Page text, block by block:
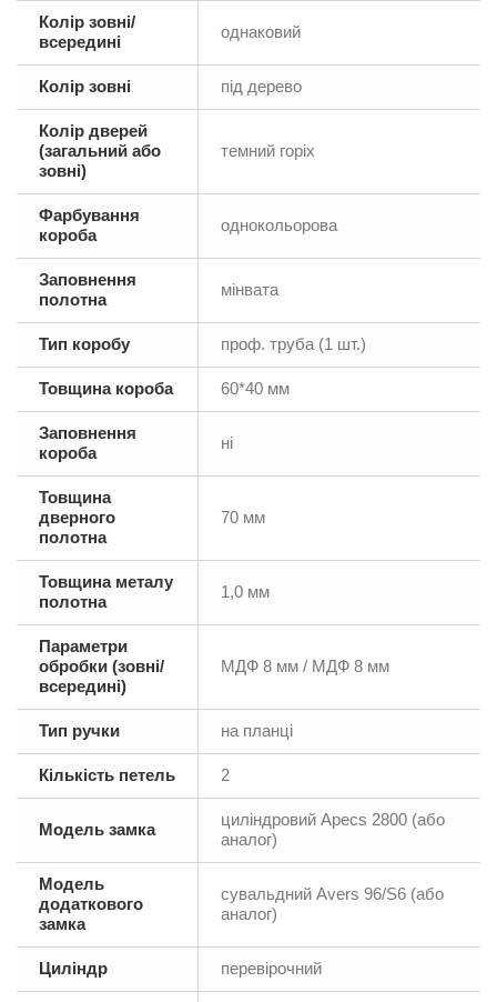
Колір зовні/
всередині
однаковий
Колір зовні під дерево
Колір дверей
(загальний або
зовні)
темний горіх
Фарбування
короба
однокольорова
Заповнення
полотна
мінвата
Тип коробу проф. труба (1 шт.)
Товщина короба 60*40 мм
Заповнення
короба
ні
Товщина
дверного
полотна
70 мм
Товщина металу
полотна
1,0 мм
Параметри
обробки (зовні/
всередині)
МДФ 8 мм / МДФ 8 мм
Тип ручки на планці
Кількість петель 2
Модель замка
циліндровий Аpecs 2800 (або
аналог)
Модель
додаткового
замка
сувальдний Аvers 96/S6 (або
аналог)
Циліндр перевірочний